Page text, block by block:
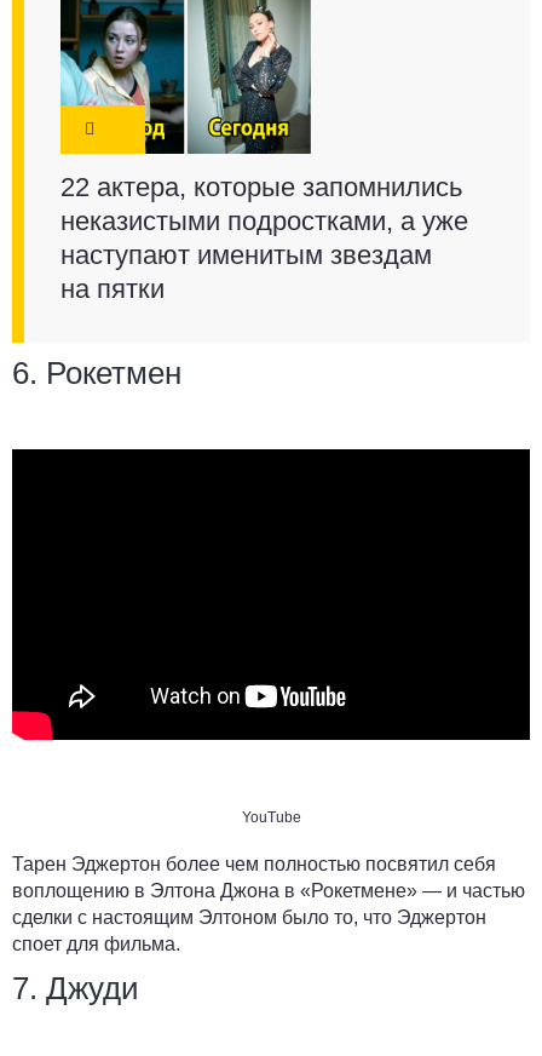
22 актера, которые запомнились
неказистыми подростками, а уже
наступают именитым звездам
на пятки
6. Рокетмен
YouTube
Тарен Эджертон более чем полностью посвятил себя
воплощению в Элтона Джона в «Рокетмене» — и частью
сделки с настоящим Элтоном было то, что Эджертон
споет для фильма.
7. Джуди